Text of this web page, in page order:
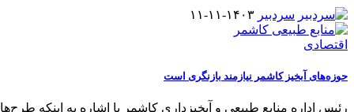
سردبیر ۱۴۰۳-۱۱-۱۱
اقتصادی
حوزه‌های آبخیز کاشمر نیازمند بازنگری است
رئیس اداره منابع طبیعی و آبخیزداری کاشمر با اشاره به اینکه